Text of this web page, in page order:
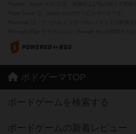
ボドゲーマTOP
ボードゲームを検索する
ボードゲームの新着レビュー